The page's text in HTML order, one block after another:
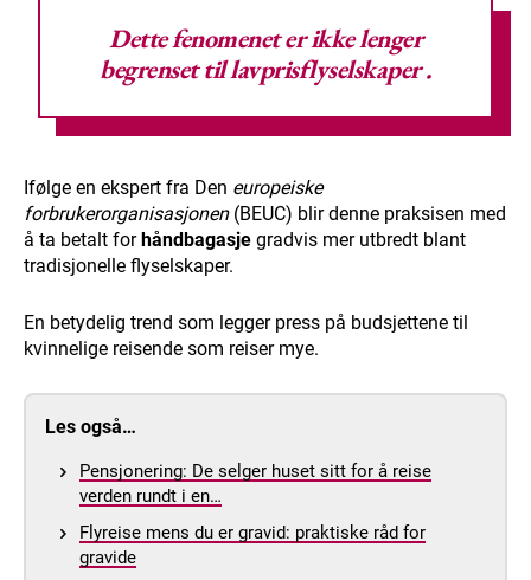
Dette fenomenet er ikke lenger
begrenset tillavprisflyselskaper.
Ifølge en ekspert fra Den europeiske
forbrukerorganisasjonen(BEUC) blir denne praksisen med
å ta betalt forhåndbagasje gradvis mer utbredt blant
tradisjonelle flyselskaper.
En betydelig trend som legger press på budsjettene til
kvinnelige reisende som reiser mye.
Les også…
Pensjonering: De selger huset sitt for å reise
verden rundt i en…
Flyreise mens du er gravid: praktiske råd for
gravide